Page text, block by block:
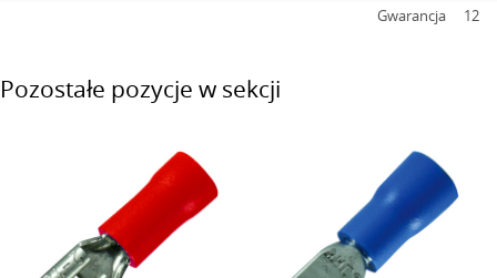
Gwarancja
12
Pozostałe pozycje w sekcji